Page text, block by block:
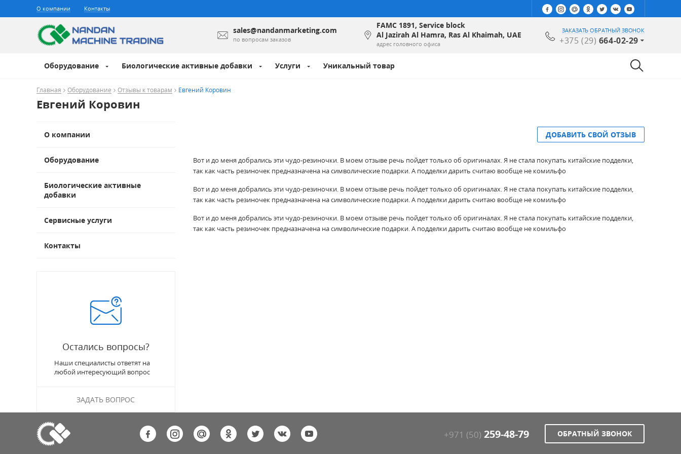
О компании Контакты
sales@nandanmarketing.com
по вопросам заказов
FAMC 1891, Service block
Al Jazirah Al Hamra, Ras Al Khaimah, UAE
адрес головного офиса
ЗАКАЗАТЬ ОБРАТНЫЙ ЗВОНОК
+375 (29) 664-02-29
Оборудование Биологические активные добавки Услуги Уникальный товар
Главная Оборудование Отзывы к товарам Евгений Коровин
Евгений Коровин
О компании
Оборудование
Биологические активные
добавки
Сервисные услуги
Контакты
Остались вопросы?
Наши специалисты ответят на
любой интересующий вопрос
ЗАДАТЬ ВОПРОС
ДОБАВИТЬ СВОЙ ОТЗЫВ
Вот и до меня добрались эти чудо-резиночки. В моем отзыве речь пойдет только об оригиналах. Я не стала покупать китайские подделки,
так как часть резиночек предназначена на символические подарки. А подделки дарить считаю вообще не комильфо
Вот и до меня добрались эти чудо-резиночки. В моем отзыве речь пойдет только об оригиналах. Я не стала покупать китайские подделки,
так как часть резиночек предназначена на символические подарки. А подделки дарить считаю вообще не комильфо
Вот и до меня добрались эти чудо-резиночки. В моем отзыве речь пойдет только об оригиналах. Я не стала покупать китайские подделки,
так как часть резиночек предназначена на символические подарки. А подделки дарить считаю вообще не комильфо
+971 (50) 259-48-79 ОБРАТНЫЙ ЗВОНОК